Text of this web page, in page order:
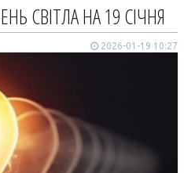
СВІТЛА НА 19 СІЧНЯ
2026-01-19 10:27